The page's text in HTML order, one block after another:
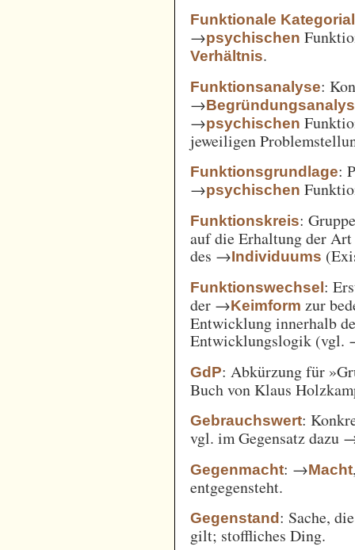
Funktionale
→psychischen
Verhältnis.
Funktionsanalyse:
→
→psychischen
jeweiligen
Funktionsgrundlage:
→psychischen
Funktionskreis:
auf die Erhaltung der
des →Individuums
Funktionswechsel:
der →Keimform zur
Entwicklung innerhalb
Entwicklungslogik
GdP: Abkürzung für
Buch von Klaus
Gebrauchswert:
vgl. im Gegensatz dazu
Gegenmacht: →Macht
entgegensteht.
Gegenstand: Sache,
gilt; stoffliches Ding.